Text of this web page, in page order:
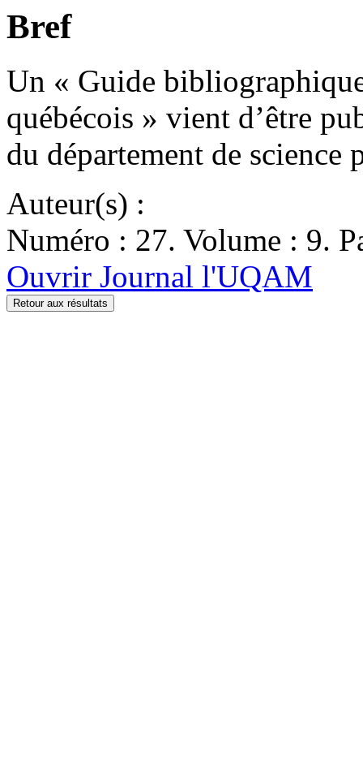
Bref
Un « Guide
québécois » vient d’être
du département de
Auteur(s) :
Numéro : 27. Volume : 9.
Ouvrir Journal l'UQAM
Retour aux résultats